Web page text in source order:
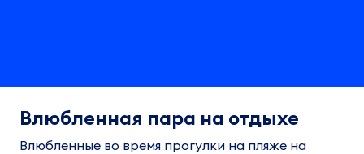
Влюбленная пара на отдыхе
Влюбленные во время прогулки на пляже на